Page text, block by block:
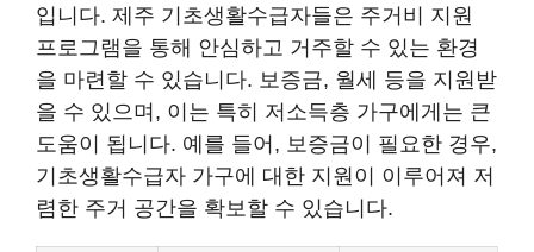
입니다. 제주 기초생활수급자들은 주거비 지원
프로그램을 통해 안심하고 거주할 수 있는 환경
을 마련할 수 있습니다. 보증금, 월세 등을 지원받
을 수 있으며, 이는 특히 저소득층 가구에게는 큰
도움이 됩니다. 예를 들어, 보증금이 필요한 경우,
기초생활수급자 가구에 대한 지원이 이루어져 저
렴한 주거 공간을 확보할 수 있습니다.